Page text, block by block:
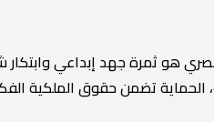
هو ثمرة جهد إبداعي
الحماية تضمن حقوق الملكية